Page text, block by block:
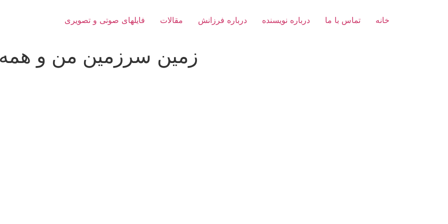
فایلهای صوتی و تصویری مقالات درباره فرزانش درباره نویسنده تماس با ما خانه
زمین سرزمین من و همه